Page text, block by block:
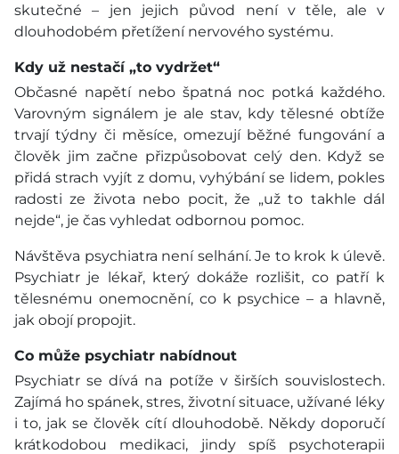
skutečné – jen jejich původ není v těle, ale v
dlouhodobém přetížení nervového systému.
Kdy už nestačí „to vydržet“
Občasné napětí nebo špatná noc potká každého.
Varovným signálem je ale stav, kdy tělesné obtíže
trvají týdny či měsíce, omezují běžné fungování a
člověk jim začne přizpůsobovat celý den. Když se
přidá strach vyjít z domu, vyhýbání se lidem, pokles
radosti ze života nebo pocit, že „už to takhle dál
nejde“, je čas vyhledat odbornou pomoc.
Návštěva psychiatra není selhání. Je to krok k úlevě.
Psychiatr je lékař, který dokáže rozlišit, co patří k
tělesnému onemocnění, co k psychice – a hlavně,
jak obojí propojit.
Co může psychiatr nabídnout
Psychiatr se dívá na potíže v širších souvislostech.
Zajímá ho spánek, stres, životní situace, užívané léky
i to, jak se člověk cítí dlouhodobě. Někdy doporučí
krátkodobou medikaci, jindy spíš psychoterapii